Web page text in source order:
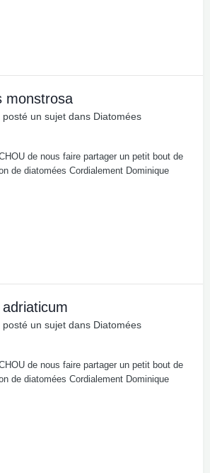
monstrosa
posté un sujet dans Diatomées
de nous faire partager un petit bout de
de diatomées Cordialement Dominique
posté un sujet dans Diatomées
de nous faire partager un petit bout de
de diatomées Cordialement Dominique